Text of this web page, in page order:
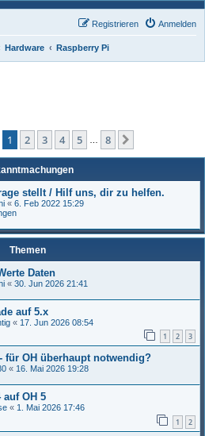
Anmelden
Registrieren
Hardware Raspberry Pi
1von
1 2 3 4 5 8
stellt / Hilf uns, dir zu helfen.
« 6. Feb 2022 15:29
Themen
Daten
« 30. Jun 2026 21:41
auf 5.x
« 17. Jun 2026 08:54
1 2 3
für OH überhaupt notwendig?
« 16. Mai 2026 19:28
auf OH 5
« 1. Mai 2026 17:46
1 2